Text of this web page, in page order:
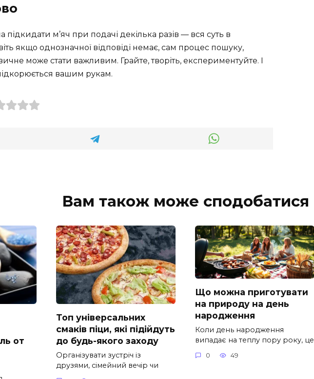
підкидати м’яч при подачі декілька разів — вся суть в
якщо однозначної відповіді немає, сам процес пошуку,
може стати важливим. Грайте, творіть, експериментуйте. І
вашим рукам.
Вам також може сподобатися
от
Топ універсальних
смаків піци, які підійдуть
до будь-якого заходу
Організувати зустріч із
друзями, сімейний вечір чи
Що можна приготувати
на природу на день
народження
Коли день народження
випадає на теплу пору року, це
0 49